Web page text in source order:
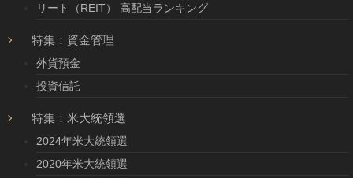
リート（REIT） 高配当ランキング
特集：資金管理
外貨預金
投資信託
特集：米大統領選
2024年米大統領選
2020年米大統領選